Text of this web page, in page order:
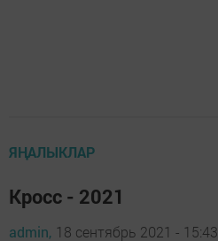
ЯҢАЛЫКЛАР
Кросс - 2021
admin, 18 сентябрь 2021 - 15:43